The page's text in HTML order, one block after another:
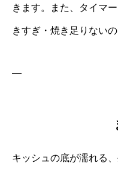
きます。また、タイマ
きすぎ・焼き足りない
—
キッシュの底が濡れる